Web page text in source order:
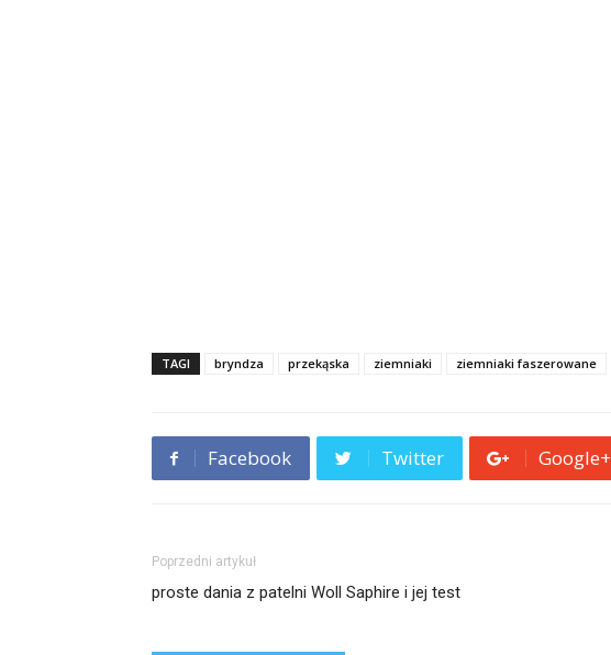
TAGI bryndza przekąska ziemniaki ziemniaki faszerowane
Facebook Twitter Google+
Poprzedni artykuł
proste dania z patelni Woll Saphire i jej test